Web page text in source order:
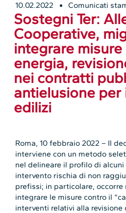
10.02.2022 Comunicati
Sostegni Ter:
Cooperative,
integrare misure
energia,
nei contratti
antielusione per
edilizi
Roma, 10 febbraio 2022 – Il
interviene con un metodo
nel delineare il profilo di
intervento rischia di non
prefissi; in particolare, occorre
integrare le misure contro il
interventi relativi alla revisione